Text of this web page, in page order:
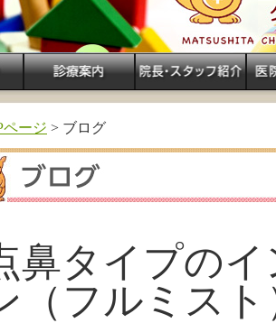
ページ > ブログ
鼻タイプの
（フルミス